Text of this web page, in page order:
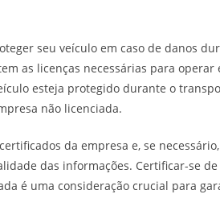
seu veículo em caso de danos
as licenças necessárias para operar
esteja protegido durante o
não licenciada.
da empresa e, se
das informações. Certificar-se
é uma consideração crucial para